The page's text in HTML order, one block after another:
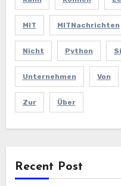
MIT MITNachrichten
Nicht Python
Unternehmen Von
Zur Über
Recent Post